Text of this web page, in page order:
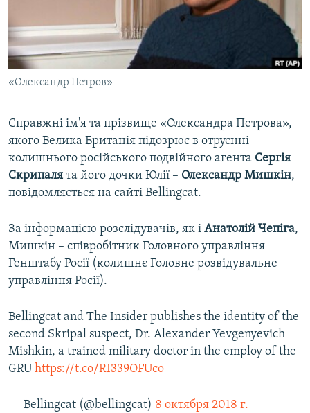
СВІДЧЕННЯ ОКУПАЦІЇ
УКРАЇНСЬКА ПРОБЛЕМА КРИМУ
ІНФОГРАФІКА
Русский
Qırımtatar
ДОЛУЧАЙСЯ!
Усі сайти RFE/RL
«Олександр Петров»
Справжні ім'я та прізвище «Олександра Петрова»,
якого Велика Британія підозрює в отруєнні
колишнього російського подвійного агента Сергія
Скрипаля та його дочки Юлії – Олександр Мишкін,
повідомляється на сайті Bellingcat.
За інформацією розслідувачів, як і Анатолій Чепіга,
Мишкін – співробітник Головного управління
Генштабу Росії (колишнє Головне розвідувальне
управління Росії).
Bellingcat and The Insider publishes the identity of the
second Skripal suspect, Dr. Alexander Yevgenyevich
Mishkin, a trained military doctor in the employ of the
GRU https://t.co/RI339OFUco
— Bellingcat (@bellingcat) 8 октября 2018 г.